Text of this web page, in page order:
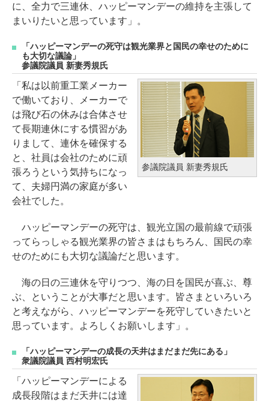
に、全力で三連休、ハッピーマンデーの維持を主張して
まいりたいと思っています」。
「ハッピーマンデーの死守は観光業界と国民の幸せのために
も大切な議論」
参議院議員 新妻秀規氏
参議院議員 新妻秀規氏
「私は以前重工業メーカー
で働いており、メーカーで
は飛び石の休みは合体させ
て長期連休にする慣習があ
りまして、連休を確保する
と、社員は会社のために頑
張ろうという気持ちになっ
て、夫婦円満の家庭が多い
会社でした。
ハッピーマンデーの死守は、観光立国の最前線で頑張
ってらっしゃる観光業界の皆さまはもちろん、国民の幸
せのためにも大切な議論だと思います。
海の日の三連休を守りつつ、海の日を国民が喜ぶ、尊
ぶ、ということが大事だと思います。皆さまといろいろ
と考えながら、ハッピーマンデーを死守していきたいと
思っています。よろしくお願いします」。
「ハッピーマンデーの成長の天井はまだまだ先にある」
衆議院議員 西村明宏氏
「ハッピーマンデーによる
成長段階はまだ天井には達